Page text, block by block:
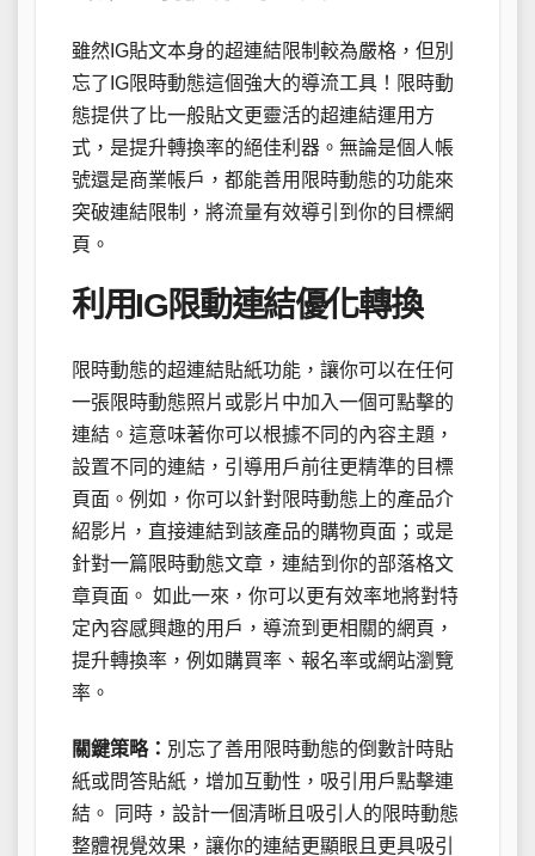
雖然IG貼文本身的超連結限制較為嚴格，但別
忘了IG限時動態這個強大的導流工具！限時動
態提供了比一般貼文更靈活的超連結運用方
式，是提升轉換率的絕佳利器。無論是個人帳
號還是商業帳戶，都能善用限時動態的功能來
突破連結限制，將流量有效導引到你的目標網
頁。
利用IG限動連結優化轉換
限時動態的超連結貼紙功能，讓你可以在任何
一張限時動態照片或影片中加入一個可點擊的
連結。這意味著你可以根據不同的內容主題，
設置不同的連結，引導用戶前往更精準的目標
頁面。例如，你可以針對限時動態上的產品介
紹影片，直接連結到該產品的購物頁面；或是
針對一篇限時動態文章，連結到你的部落格文
章頁面。 如此一來，你可以更有效率地將對特
定內容感興趣的用戶，導流到更相關的網頁，
提升轉換率，例如購買率、報名率或網站瀏覽
率。
關鍵策略： 別忘了善用限時動態的倒數計時貼
紙或問答貼紙，增加互動性，吸引用戶點擊連
結。 同時，設計一個清晰且吸引人的限時動態
整體視覺效果，讓你的連結更顯眼且更具吸引